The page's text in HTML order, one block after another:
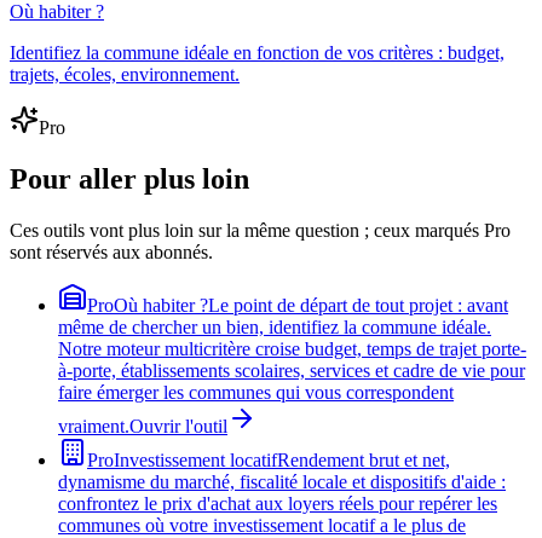
Où habiter ?
Identifiez la commune idéale en fonction de vos critères : budget,
trajets, écoles, environnement.
Pro
Pour aller plus loin
Ces outils vont plus loin sur la même question ; ceux marqués Pro
sont réservés aux abonnés.
ProOù habiter ?Le point de départ de tout projet : avant
même de chercher un bien, identifiez la commune idéale.
Notre moteur multicritère croise budget, temps de trajet porte-
à-porte, établissements scolaires, services et cadre de vie pour
faire émerger les communes qui vous correspondent
vraiment.Ouvrir l'outil
ProInvestissement locatifRendement brut et net,
dynamisme du marché, fiscalité locale et dispositifs d'aide :
confrontez le prix d'achat aux loyers réels pour repérer les
communes où votre investissement locatif a le plus de